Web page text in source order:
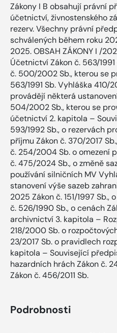
Zákony I B obsahují právní
účetnictví, živnostenského
rezerv. Všechny právní
schválených během roku
2025. OBSAH ZÁKONY I /
Účetnictví Zákon č. 563/
č. 500/2002 Sb., kterou se
563/1991 Sb. Vyhláška 410/
provádějí některá
504/2002 Sb., kterou se
účetnictví 2. kapitola –
593/1992 Sb., o rezervách
příjmu Zákon č. 370/2017
č. 254/2004 Sb. o omezení
č. 475/2024 Sb., o změně
používání silničních MV
stanovení výše sazeb
2025 Zákon č. 151/1997 Sb.,
č. 526/1990 Sb., o cenách
archivnictví 3. kapitola –
218/2000 Sb. o
23/2017 Sb. o pravidlech
kapitola – Související
hazardních hrách Zákon č.
Zákon č. 456/2011 Sb.
Podrobnosti